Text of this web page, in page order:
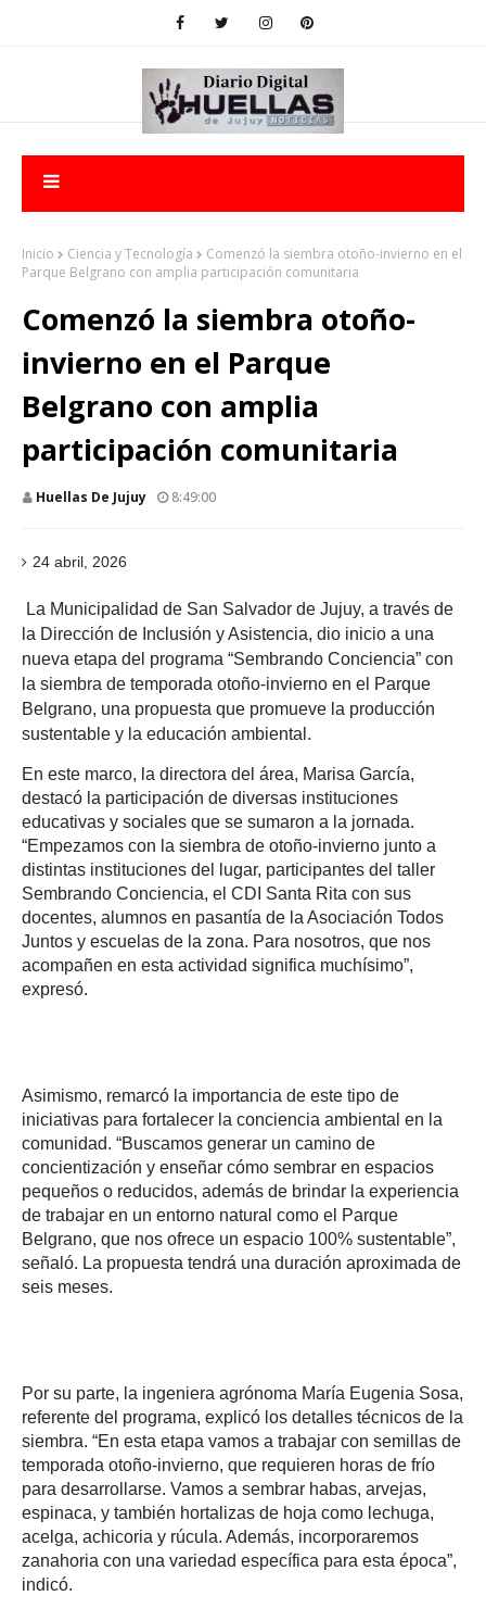
Inicio Ciencia y Tecnología
Comenzó la siembra otoño-invierno en el
Parque Belgrano con amplia participación comunitaria
Comenzó la siembra otoño-
invierno en el Parque
Belgrano con amplia
participación comunitaria
Huellas De Jujuy 8:49:00
24 abril, 2026
La Municipalidad de San Salvador de Jujuy, a través de
la Dirección de Inclusión y Asistencia, dio inicio a una
nueva etapa del programa “Sembrando Conciencia” con
la siembra de temporada otoño-invierno en el Parque
Belgrano, una propuesta que promueve la producción
sustentable y la educación ambiental.
En este marco, la directora del área, Marisa García,
destacó la participación de diversas instituciones
educativas y sociales que se sumaron a la jornada.
“Empezamos con la siembra de otoño-invierno junto a
distintas instituciones del lugar, participantes del taller
Sembrando Conciencia, el CDI Santa Rita con sus
docentes, alumnos en pasantía de la Asociación Todos
Juntos y escuelas de la zona. Para nosotros, que nos
acompañen en esta actividad significa muchísimo”,
expresó.
Asimismo, remarcó la importancia de este tipo de
iniciativas para fortalecer la conciencia ambiental en la
comunidad. “Buscamos generar un camino de
concientización y enseñar cómo sembrar en espacios
pequeños o reducidos, además de brindar la experiencia
de trabajar en un entorno natural como el Parque
Belgrano, que nos ofrece un espacio 100% sustentable”,
señaló. La propuesta tendrá una duración aproximada de
seis meses.
Por su parte, la ingeniera agrónoma María Eugenia Sosa,
referente del programa, explicó los detalles técnicos de la
siembra. “En esta etapa vamos a trabajar con semillas de
temporada otoño-invierno, que requieren horas de frío
para desarrollarse. Vamos a sembrar habas, arvejas,
espinaca, y también hortalizas de hoja como lechuga,
acelga, achicoria y rúcula. Además, incorporaremos
zanahoria con una variedad específica para esta época”,
indicó.